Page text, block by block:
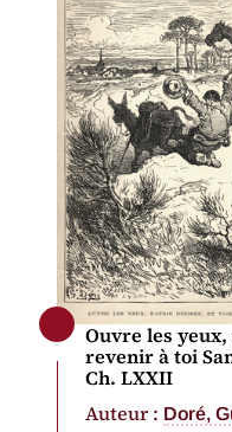
Ouvre les
revenir à toi
Ch. LXXII
Auteur : Doré,